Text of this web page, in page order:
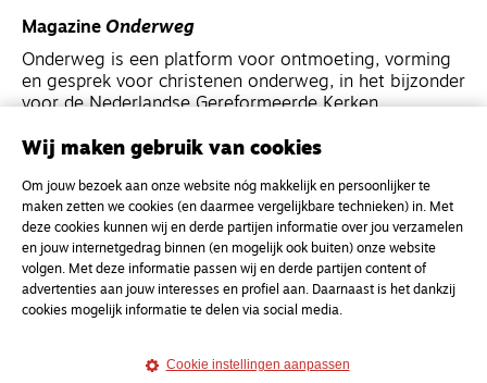
Magazine Onderweg
Onderweg is een platform voor ontmoeting, vorming
en gesprek voor christenen onderweg, in het bijzonder
voor de Nederlandse Gereformeerde Kerken.
Magazine
Onderweg
Kvk-nummer 33277063
NL46 INGB 0117 5827 86
info@onderwegonline.nl
Wij maken gebruik van cookies
Om jouw bezoek aan onze website nóg makkelijk en persoonlijker te
maken zetten we cookies (en daarmee vergelijkbare technieken) in. Met
deze cookies kunnen wij en derde partijen informatie over jou verzamelen
en jouw internetgedrag binnen (en mogelijk ook buiten) onze website
volgen. Met deze informatie passen wij en derde partijen content of
advertenties aan jouw interesses en profiel aan. Daarnaast is het dankzij
cookies mogelijk informatie te delen via social media.
Cookie instellingen aanpassen